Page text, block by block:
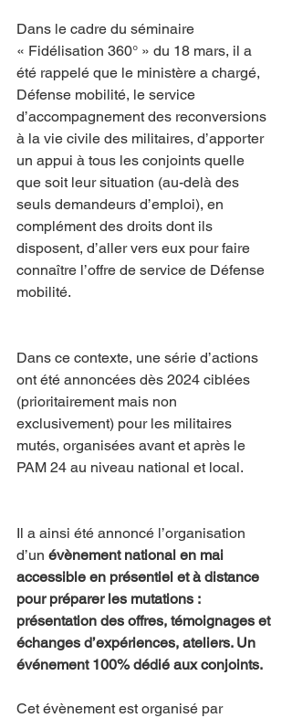
Dans le cadre du séminaire
« Fidélisation 360° » du 18 mars, il a
été rappelé que le ministère a chargé,
Défense mobilité, le service
d’accompagnement des reconversions
à la vie civile des militaires, d’apporter
un appui à tous les conjoints quelle
que soit leur situation (au-delà des
seuls demandeurs d’emploi), en
complément des droits dont ils
disposent, d’aller vers eux pour faire
connaître l’offre de service de Défense
mobilité.
Dans ce contexte, une série d’actions
ont été annoncées dès 2024 ciblées
(prioritairement mais non
exclusivement) pour les militaires
mutés, organisées avant et après le
PAM 24 au niveau national et local.
Il a ainsi été annoncé l’organisation
d’un évènement national en mai
accessible en présentiel et à distance
pour préparer les mutations :
présentation des offres, témoignages et
échanges d’expériences, ateliers. Un
événement 100% dédié aux conjoints.
Cet évènement est organisé par